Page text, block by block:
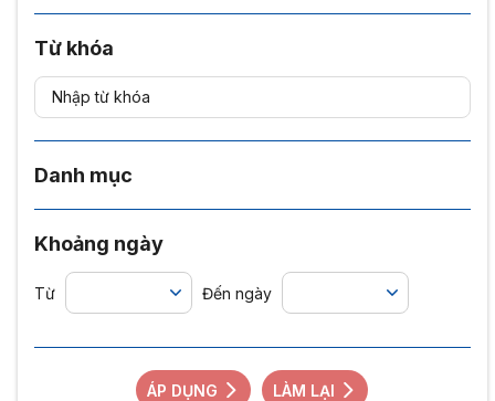
Từ khóa
Danh mục
Khoảng ngày
Từ Đến ngày
ÁP DỤNG LÀM LẠI